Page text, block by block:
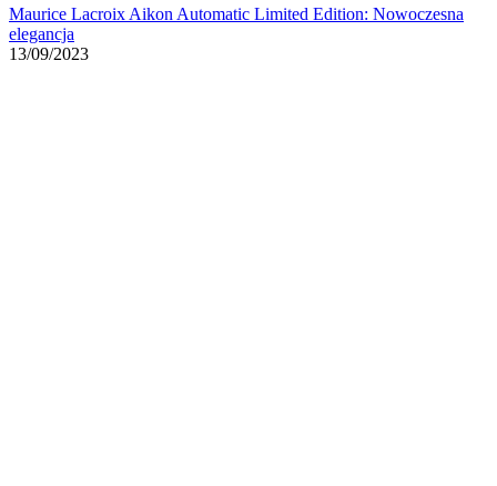
Maurice Lacroix Aikon Automatic Limited Edition: Nowoczesna
elegancja
13/09/2023